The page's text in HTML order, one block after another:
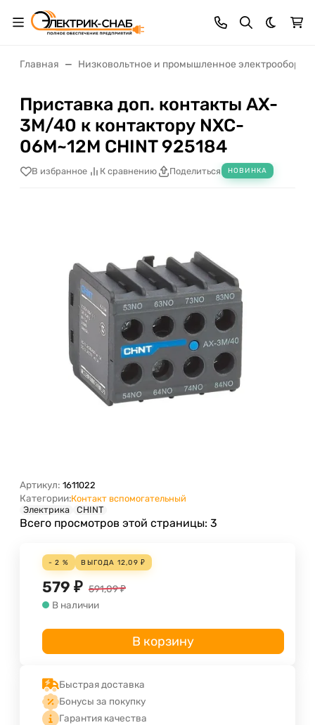
Темная
Главная Низковольтное и промышленное
Приставка доп. контакты AX-
3M/40 к контактору NXC-
06M~12M CHINT 925184
В избранное К сравнению Поделиться НОВИНКА
Артикул: 1611022
Категории:Контакт вспомогательный
Электрика
CHINT
Всего просмотров этой страницы: 3
- 2 % ВЫГОДА 12,09 ₽
579 ₽ 591,09₽
В наличии
В корзину
Быстрая доставка
Бонусы за покупку
Гарантия качества